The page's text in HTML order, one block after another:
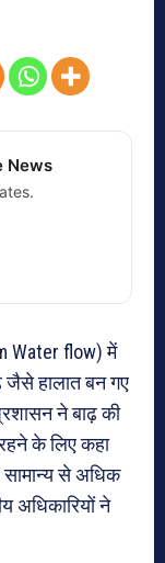
News
Water flow) में
जैसे हालात बन गए
ने बाढ़ की
के लिए कहा
से अधिक
अधिकारियों ने